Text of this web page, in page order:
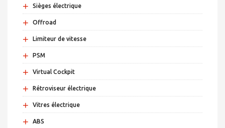
+ Sièges électrique
+ Offroad
+ Limiteur de vitesse
+ PSM
+ Virtual Cockpit
+ Rétroviseur électrique
+ Vitres électrique
+ ABS